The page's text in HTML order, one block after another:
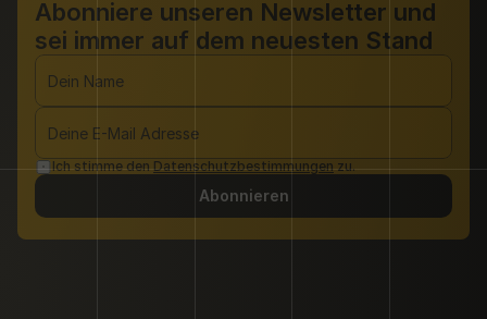
Abonniere unseren Newsletter und
sei immer auf dem neuesten Stand
Ich stimme den Datenschutzbestimmungen zu.
Abonnieren